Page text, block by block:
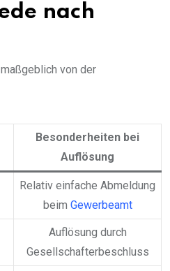
nach
von der
Besonderheiten bei
Auflösung
Relativ einfache Abmeldung
beim Gewerbeamt
Auflösung durch
Gesellschafterbeschluss